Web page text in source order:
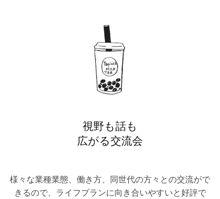
視野も話も
広がる交流会
様々な業種業態、働き方、同世代の方々との交流がで
きるので、ライフプランに向き合いやすいと好評で